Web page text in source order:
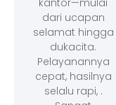
dari ucapan
selamat hingga
dukacita.
Pelayanannya
cepat, hasilnya
selalu rapi, .